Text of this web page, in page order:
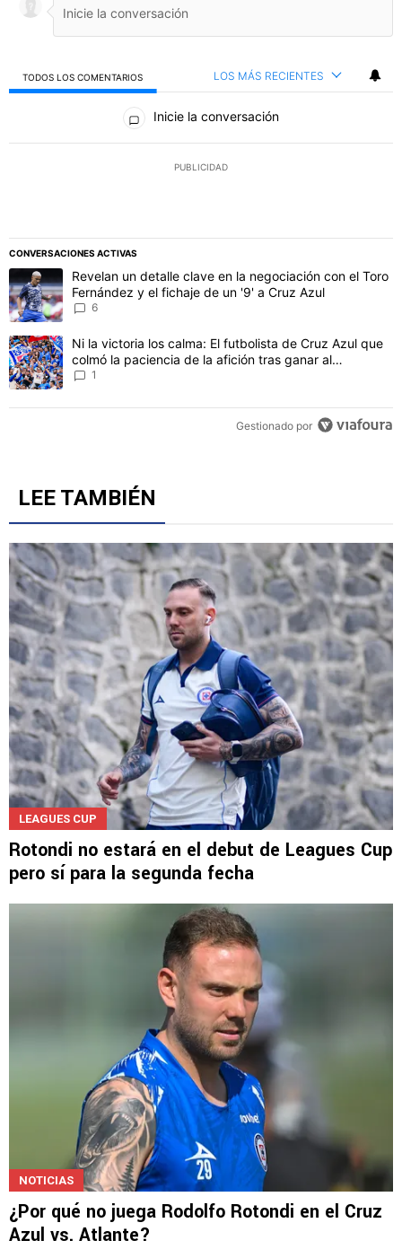
TODOS LOS COMENTARIOS LOS MÁS RECIENTES
Todos los comentarios
Inicie la conversación
PUBLICIDAD
CONVERSACIONES ACTIVAS
Este listado muestra los artículos con más comentarios en los
Un artículo de tendencia con el título "Revelan un detalle clave
Revelan un detalle clave en la negociación con el Toro
Fernández y el fichaje de un '9' a Cruz Azul
6
Un artículo de tendencia con el título "Ni la victoria los calma: El
Ni la victoria los calma: El futbolista de Cruz Azul que
colmó la paciencia de la afición tras ganar al
Philadelphia
1
Gestionado por
LEE TAMBIÉN
LEAGUES CUP
Rotondi no estará en el debut de Leagues Cup
pero sí para la segunda fecha
NOTICIAS
¿Por qué no juega Rodolfo Rotondi en el Cruz
Azul vs. Atlante?